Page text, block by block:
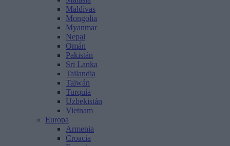
Maldivas
Mongolia
Myanmar
Nepal
Omán
Pakistán
Sri Lanka
Tailandia
Taiwán
Turquía
Uzbekistán
Vietnam
Europa
Armenia
Croacia